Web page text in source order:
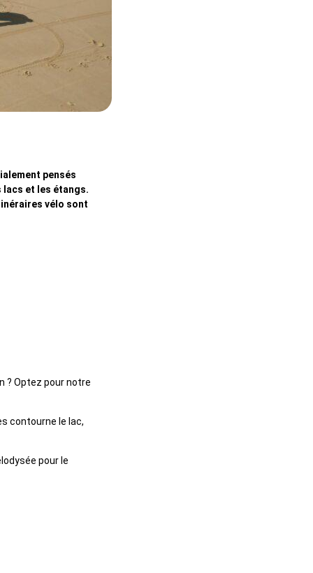
pensés
et les étangs.
vélo sont
? Optez pour notre
contourne le lac,
pour le